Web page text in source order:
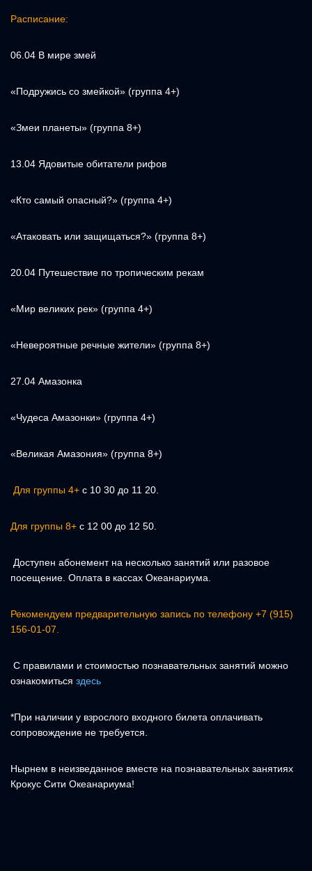
Расписание:
06.04 В мире змей
«Подружись со змейкой» (группа 4+)
«Змеи планеты» (группа 8+)
13.04 Ядовитые обитатели рифов
«Кто самый опасный?» (группа 4+)
«Атаковать или защищаться?» (группа 8+)
20.04 Путешествие по тропическим рекам
«Мир великих рек» (группа 4+)
«Невероятные речные жители» (группа 8+)
27.04 Амазонка
«Чудеса Амазонки» (группа 4+)
«Великая Амазония» (группа 8+)
Для группы 4+ с 10 30 до 11 20.
Для группы 8+ с 12 00 до 12 50.
Доступен абонемент на несколько занятий или разовое
посещение. Оплата в кассах Океанариума.
Рекомендуем предварительную запись по телефону +7 (915)
156-01-07.
С правилами и стоимостью познавательных занятий можно
ознакомиться здесь
*При наличии у взрослого входного билета оплачивать
сопровождение не требуется.
Нырнем в неизведанное вместе на познавательных занятиях
Крокус Сити Океанариума!